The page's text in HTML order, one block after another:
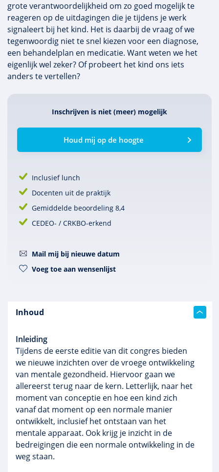
grote verantwoordelijkheid om zo goed mogelijk te
reageren op de uitdagingen die je tijdens je werk
signaleert bij het kind. Het is daarbij de vraag of we
tegenwoordig niet te snel kiezen voor een diagnose,
een behandelplan en medicatie. Want weten we het
eigenlijk wel zeker? Of probeert het kind ons iets
anders te vertellen?
Inschrijven is niet (meer) mogelijk
Houd mij op de hoogte
Inclusief lunch
Docenten uit de praktijk
Gemiddelde beoordeling 8,4
CEDEO- / CRKBO-erkend
Mail mij bij nieuwe datum
Voeg toe aan wensenlijst
Inhoud
Inleiding
Tijdens de eerste editie van dit congres bieden
we nieuwe inzichten over de vroege ontwikkeling
van mentale gezondheid. Hiervoor gaan we
allereerst terug naar de kern. Letterlijk, naar het
moment van conceptie en hoe een kind zich
vanaf dat moment op een normale manier
ontwikkelt, inclusief het ontstaan van het
mentale apparaat. Ook krijg je inzicht in de
bedreigingen die een normale ontwikkeling in de
weg staan.